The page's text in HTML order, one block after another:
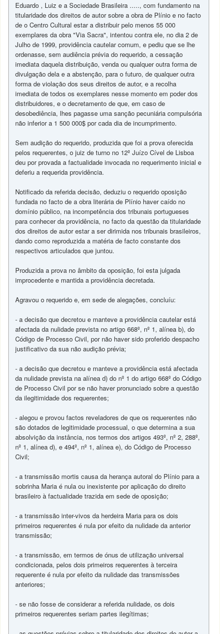
Eduardo , Luiz e a Sociedade Brasileira ....., com fundamento na
titularidade dos direitos de autor sobre a obra de Plínio e no facto
de o Centro Cultural estar a distribuir pelo menos 55 000
exemplares da obra "Via Sacra", intentou contra ele, no dia 2 de
Julho de 1999, providência cautelar comum, e pediu que se lhe
ordenasse, sem audiência prévia do requerido, a cessação
imediata daquela distribuição, venda ou qualquer outra forma de
divulgação dela e a abstenção, para o futuro, de qualquer outra
forma de violação dos seus direitos de autor, e a recolha
imediata de todos os exemplares nesse momento em poder dos
distribuidores, e o decretamento de que, em caso de
desobediência, lhes pagasse uma sanção pecuniária compulsória
não inferior a 1 500 000$ por cada dia de incumprimento.
Sem audição do requerido, produzida que foi a prova oferecida
pelos requerentes, o juiz de turno no 12º Juízo Cível de Lisboa
deu por provada a factualidade invocada no requerimento inicial e
deferiu a requerida providência.
Notificado da referida decisão, deduziu o requerido oposição
fundada no facto de a obra literária de Plínio haver caído no
domínio público, na incompetência dos tribunais portugueses
para conhecer da providência, no facto da questão da titularidade
dos direitos de autor estar a ser dirimida nos tribunais brasileiros,
dando como reproduzida a matéria de facto constante dos
respectivos articulados que juntou.
Produzida a prova no âmbito da oposição, foi esta julgada
improcedente e mantida a providência decretada.
Agravou o requerido e, em sede de alegações, concluíu:
- a decisão que decretou e manteve a providência cautelar está
afectada da nulidade prevista no artigo 668º, nº 1, alínea b), do
Código de Processo Civil, por não haver sido proferido despacho
justificativo da sua não audição prévia;
- a decisão que decretou e manteve a providência está afectada
da nulidade prevista na alínea d) do nº 1 do artigo 668º do Código
de Processo Civil por se não haver pronunciado sobre a questão
da ilegitimidade dos requerentes;
- alegou e provou factos reveladores de que os requerentes não
são dotados de legitimidade processual, o que determina a sua
absolvição da instância, nos termos dos artigos 493º, nº 2, 288º,
nº 1, alínea d), e 494º, nº 1, alínea e), do Código de Processo
Civil;
- a transmissão mortis causa da herança autoral do Plínio para a
sobrinha Maria é nula ou inexistente por aplicação do direito
brasileiro à factualidade trazida em sede de oposição;
- a transmissão inter-vivos da herdeira Maria para os dois
primeiros requerentes é nula por efeito da nulidade da anterior
transmissão;
- a transmissão, em termos de ónus de utilização universal
condicionada, pelos dois primeiros requerentes à terceira
requerente é nula por efeito da nulidade das transmissões
anteriores;
- se não fosse de considerar a referida nulidade, os dois
primeiros requerentes seriam partes ilegítimas;